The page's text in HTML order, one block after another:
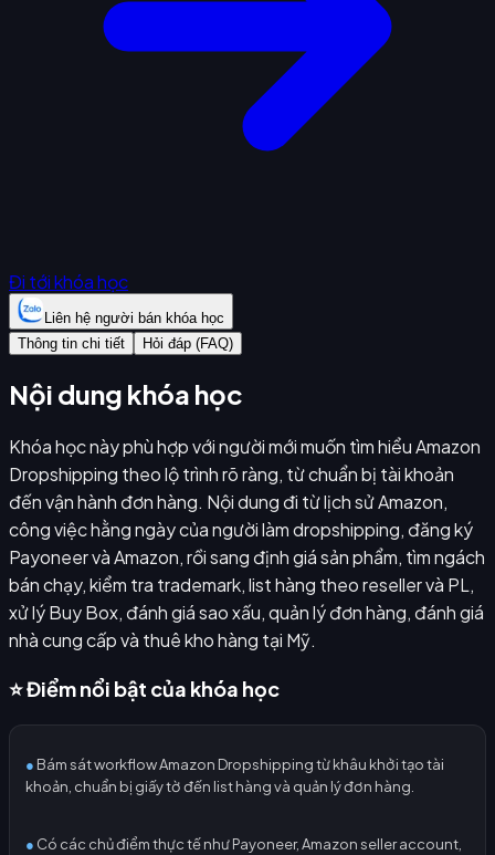
Đi tới khóa học
Liên hệ người bán khóa học
Thông tin chi tiết
Hỏi đáp (FAQ)
Nội dung khóa học
Khóa học này phù hợp với người mới muốn tìm hiểu Amazon
Dropshipping theo lộ trình rõ ràng, từ chuẩn bị tài khoản
đến vận hành đơn hàng. Nội dung đi từ lịch sử Amazon,
công việc hằng ngày của người làm dropshipping, đăng ký
Payoneer và Amazon, rồi sang định giá sản phẩm, tìm ngách
bán chạy, kiểm tra trademark, list hàng theo reseller và PL,
xử lý Buy Box, đánh giá sao xấu, quản lý đơn hàng, đánh giá
nhà cung cấp và thuê kho hàng tại Mỹ.
⭐ Điểm nổi bật của khóa học
● Bám sát workflow Amazon Dropshipping từ khâu khởi tạo tài
khoản, chuẩn bị giấy tờ đến list hàng và quản lý đơn hàng.
● Có các chủ điểm thực tế như Payoneer, Amazon seller account,